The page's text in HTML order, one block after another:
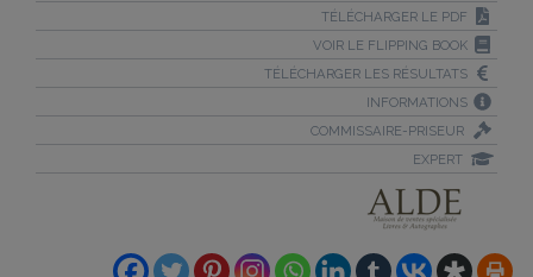
TÉLÉCHARGER LE PDF
VOIR LE FLIPPING BOOK
TÉLÉCHARGER LES RÉSULTATS
INFORMATIONS
COMMISSAIRE-PRISEUR
EXPERT